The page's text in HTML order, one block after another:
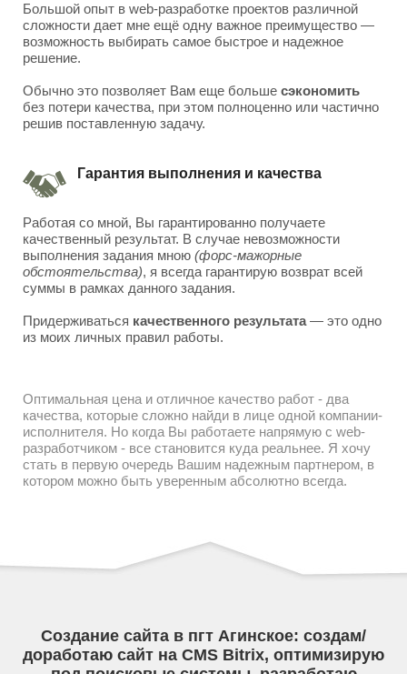
Большой опыт в web-разработке проектов различной
сложности дает мне ещё одну важное преимущество —
возможность выбирать самое быстрое и надежное
решение.
Обычно это позволяет Вам еще больше сэкономить
без потери качества, при этом полноценно или частично
решив поставленную задачу.
Гарантия выполнения и качества
Работая со мной, Вы гарантированно получаете
качественный результат. В случае невозможности
выполнения задания мною (форс-мажорные
обстоятельства), я всегда гарантирую возврат всей
суммы в рамках данного задания.
Придерживаться качественного результата— это одно
из моих личных правил работы.
Оптимальная цена и отличное качество работ - два
качества, которые сложно найди в лице одной компании-
исполнителя. Но когда Вы работаете напрямую с web-
разработчиком - все становится куда реальнее. Я хочу
стать в первую очередь Вашим надежным партнером, в
котором можно быть уверенным абсолютно всегда.
Создание сайта в пгт Агинское: создам/
доработаю сайт на CMS Bitrix, оптимизирую